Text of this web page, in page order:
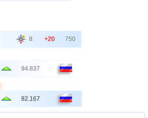
8 +20 750
94.837
82.167